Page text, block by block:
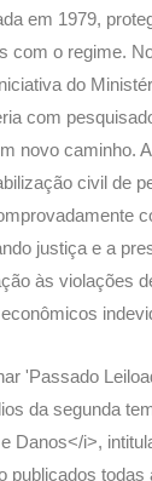
em 1979,
com o regime.
do
com
novo caminho.
civil de
justiça e a
às violações
'Passado
da segunda
Danos</i>,
publicados todas